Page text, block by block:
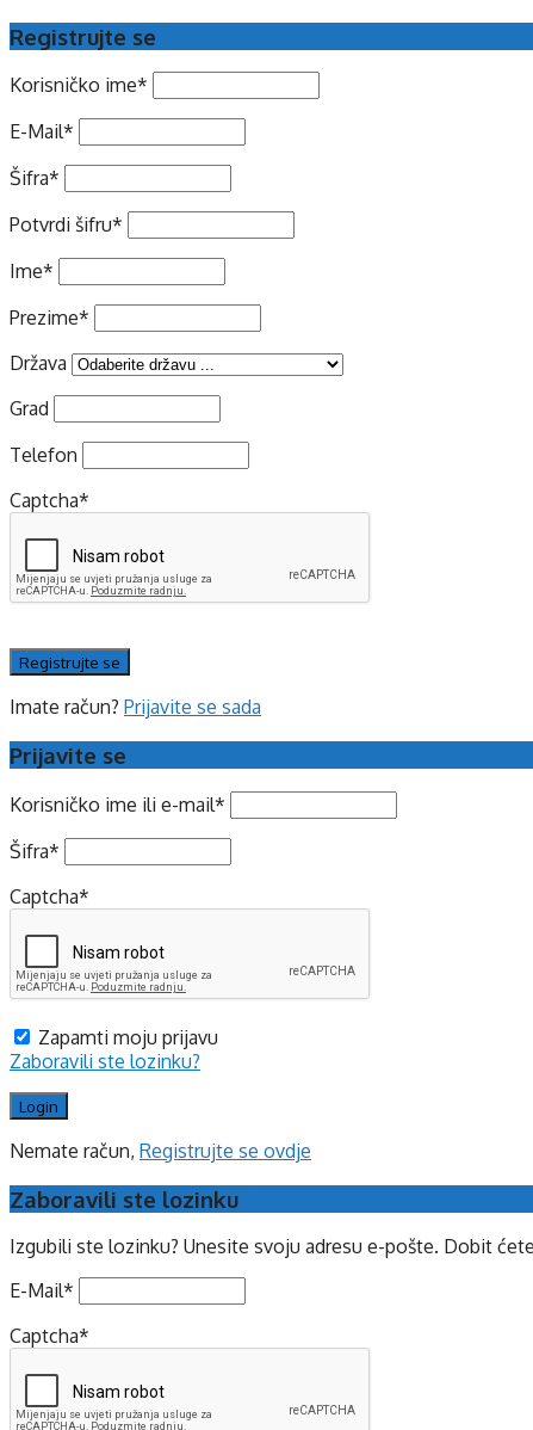
Registrujte se
Korisničko ime*
E-Mail*
Šifra*
Potvrdi šifru*
Ime*
Prezime*
Država
Grad
Telefon
Captcha*
Imate račun? Prijavite se sada
Prijavite se
Korisničko ime ili e-mail*
Šifra*
Captcha*
Zapamti moju prijavu
Zaboravili ste lozinku?
Nemate račun, Registrujte se ovdje
Zaboravili ste lozinku
Izgubili ste lozinku? Unesite svoju adresu e-pošte. Dobit
E-Mail*
Captcha*